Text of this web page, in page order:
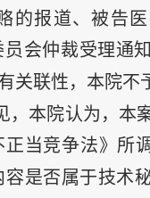
的报道、被告
会仲裁受理通
关联性，本院不
，本院认为，本
当竞争法》所
容是否属于技术